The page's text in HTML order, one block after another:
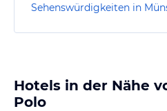
Sehenswürdigkeiten in
Hotels in der Nähe
Polo